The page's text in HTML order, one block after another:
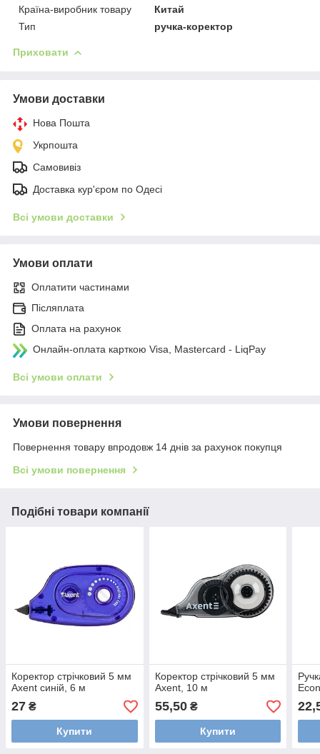
Країна-виробник товару
Китай
Тип
ручка-коректор
Приховати
Умови доставки
Нова Пошта
Укрпошта
Самовивіз
Доставка кур'єром по Одесі
Всі умови доставки
Умови оплати
Оплатити частинами
Післяплата
Оплата на рахунок
Онлайн-оплата карткою Visa, Mastercard - LiqPay
Всі умови оплати
Умови повернення
Повернення товару впродовж 14 днів за рахунок покупця
Всі умови повернення
Подібні товари компанії
Коректор стрічковий 5 мм
Axent синій, 6 м
27 ₴
Купити
Коректор стрічковий 5 мм
Axent, 10 м
55,50₴
Купити